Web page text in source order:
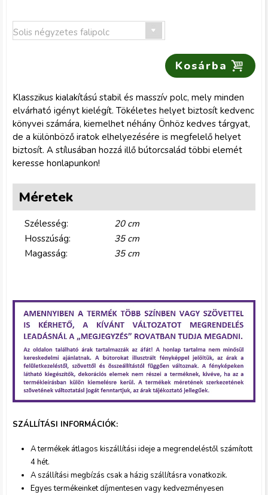
Klasszikus kialakítású stabil és masszív polc, mely minden
elvárható igényt kielégít. Tökéletes helyet biztosít kedvenc
könyvei számára, kiemelhet néhány Önhöz kedves tárgyat,
de a különböző iratok elhelyezésére is megfelelő helyet
biztosít. A stílusában hozzá illő bútorcsalád többi elemét
keresse honlapunkon!
Méretek
Szélesség:
20 cm
Hosszúság:
35 cm
Magasság:
35 cm
g
y
k
m
a
t
SZÁLLÍTÁSI INFORMÁCIÓK:
A termékek átlagos kiszállítási ideje a megrendeléstől számított
4 hét.
A szállítási megbízás csak a házig szállításra vonatkozik.
Egyes termékeinket díjmentesen vagy kedvezményesen